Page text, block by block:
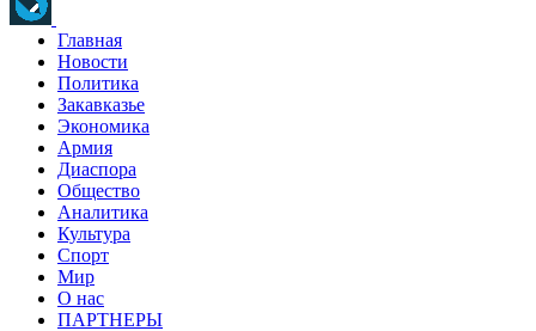
Главная
Новости
Политика
Закавказье
Экономика
Армия
Диаспора
Общество
Аналитика
Культура
Спорт
Мир
О нас
ПАРТНЕРЫ